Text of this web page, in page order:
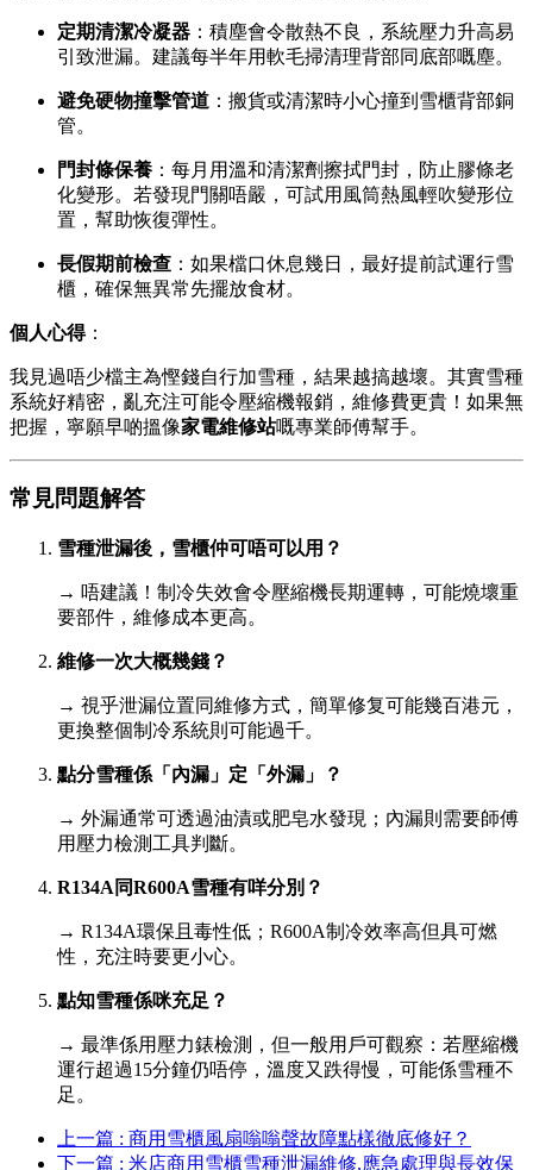
定期清潔冷凝器 ：積塵會令散熱不良，系統壓力升高易
引致泄漏。建議每半年用軟毛掃清理背部同底部嘅塵。
避免硬物撞擊管道 ：搬貨或清潔時小心撞到雪櫃背部銅
管。
門封條保養 ：每月用溫和清潔劑擦拭門封，防止膠條老
化變形。若發現門關唔嚴，可試用風筒熱風輕吹變形位
置，幫助恢復彈性。
長假期前檢查 ：如果檔口休息幾日，最好提前試運行雪
櫃，確保無異常先擺放食材。
個人心得：
我見過唔少檔主為慳錢自行加雪種，結果越搞越壞。其實雪種
系統好精密，亂充注可能令壓縮機報銷，維修費更貴！如果無
把握，寧願早啲搵像家電維修站嘅專業師傅幫手。
常見問題解答
雪種泄漏後，雪櫃仲可唔可以用？
→ 唔建議！制冷失效會令壓縮機長期運轉，可能燒壞重
要部件，維修成本更高。
維修一次大概幾錢？
→ 視乎泄漏位置同維修方式，簡單修复可能幾百港元，
更換整個制冷系統則可能過千。
點分雪種係「內漏」定「外漏」？
→ 外漏通常可透過油漬或肥皂水發現；內漏則需要師傅
用壓力檢測工具判斷。
R134A同R600A雪種有咩分別？
→ R134A環保且毒性低；R600A制冷效率高但具可燃
性，充注時要更小心。
點知雪種係咪充足？
→ 最準係用壓力錶檢測，但一般用戶可觀察：若壓縮機
運行超過15分鐘仍唔停，溫度又跌得慢，可能係雪種不
足。
上一篇 : 商用雪櫃風扇嗡嗡聲故障點樣徹底修好？
下一篇 : 米店商用雪櫃雪種泄漏維修,應急處理與長效保